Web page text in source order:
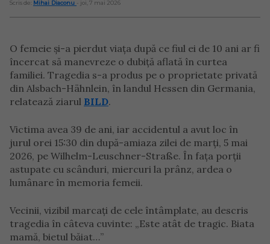
Scris de: Mihai Diaconu - joi, 7 mai 2026
O femeie și-a pierdut viața după ce fiul ei de 10 ani ar fi
încercat să manevreze o dubiță aflată în curtea
familiei. Tragedia s-a produs pe o proprietate privată
din Alsbach-Hähnlein, în landul Hessen din Germania,
relatează ziarul BILD.
Victima avea 39 de ani, iar accidentul a avut loc în
jurul orei 15:30 din după-amiaza zilei de marți, 5 mai
2026, pe Wilhelm-Leuschner-Straße. În fața porții
astupate cu scânduri, miercuri la prânz, ardea o
lumânare în memoria femeii.
Vecinii, vizibil marcați de cele întâmplate, au descris
tragedia în câteva cuvinte: „Este atât de tragic. Biata
mamă, bietul băiat…”